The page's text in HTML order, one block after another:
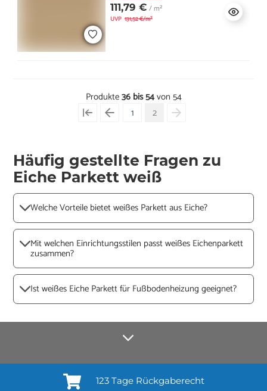
111,79 € / m²
UVP 131,52 €/m²
Produkte36 bis 54von 54
1
2
Häufig gestellte Fragen zu
Eiche Parkett weiß
Welche Vorteile bietet weißes Parkett aus Eiche?
Mit welchen Einrichtungsstilen passt weißes Eichenparkett
zusammen?
Ist weißes Eiche Parkett für Fußbodenheizung geeignet?
Anmelden¹
123 Tage Rückgaberecht